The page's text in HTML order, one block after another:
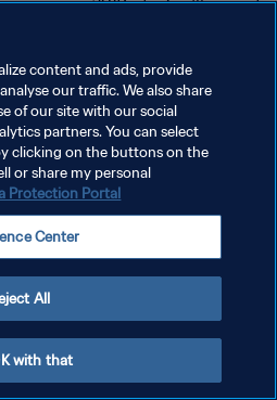
سياسة الخصوصية
إدارة تفضيلات ملفات تعريف الارتباط
content and ads, provide
our traffic. We also share
of our site with our social
partners. You can select
clicking on the buttons on the
or share my personal
Protection Portal
Center
All
with that